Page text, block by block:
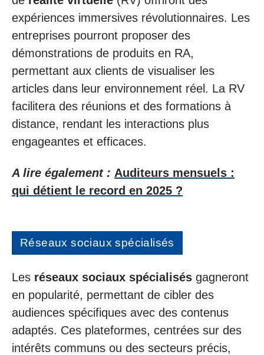
expériences immersives révolutionnaires. Les
entreprises pourront proposer des
démonstrations de produits en RA,
permettant aux clients de visualiser les
articles dans leur environnement réel. La RV
facilitera des réunions et des formations à
distance, rendant les interactions plus
engageantes et efficaces.
A lire également : Auditeurs mensuels :
qui détient le record en 2025 ?
Réseaux sociaux spécialisés
Les réseaux sociaux spécialisés gagneront
en popularité, permettant de cibler des
audiences spécifiques avec des contenus
adaptés. Ces plateformes, centrées sur des
intérêts communs ou des secteurs précis,